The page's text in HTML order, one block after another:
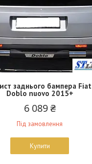
заднього бампера Fiat
Doblo nuovo 2015+
6 089 ₴
Під замовлення
Купити